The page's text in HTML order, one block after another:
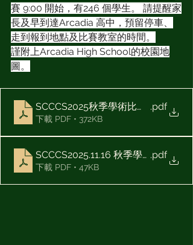
賽 9:00 開始，有246 個學生。 請提醒家
長及早到達Arcadia 高中，預留停車、
走到報到地點及比賽教室的時間。
謹附上Arcadia High School的校園地
圖。
SCCCS2025秋季學術比賽參賽ID-
.pdf
下載 PDF • 372KB
SCCCS2025.11.16 秋季學術比賽- 教
.pdf
下載 PDF • 47KB